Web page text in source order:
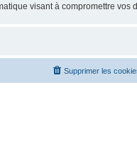
visant à compromettre vos
Supprimer les